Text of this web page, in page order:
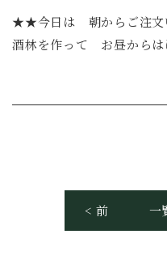
★★今日は 朝からご注文
酒林を作って お昼からは
< 前 一